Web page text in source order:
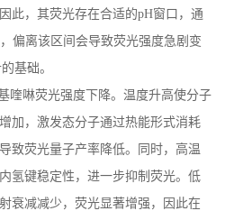
此，其荧光存在合适的pH窗口，通
偏离该区间会导致荧光强度急剧变
基础。
喹啉荧光强度下降。温度升高使分子
加，激发态分子通过热能形式消耗
致荧光量子产率降低。同时，高温
氢键稳定性，进一步抑制荧光。低
衰减减少，荧光显著增强，因此在